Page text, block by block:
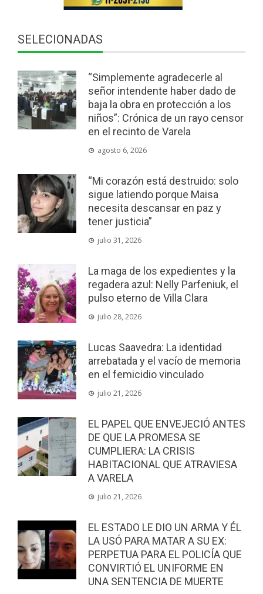
SELECIONADAS
“Simplemente agradecerle al
señor intendente haber dado de
baja la obra en protección a los
niños”: Crónica de un rayo censor
en el recinto de Varela
agosto 6, 2026
“Mi corazón está destruido: solo
sigue latiendo porque Maisa
necesita descansar en paz y
tener justicia”
julio 31, 2026
La maga de los expedientes y la
regadera azul: Nelly Parfeniuk, el
pulso eterno de Villa Clara
julio 28, 2026
Lucas Saavedra: La identidad
arrebatada y el vacío de memoria
en el femicidio vinculado
julio 21, 2026
EL PAPEL QUE ENVEJECIÓ ANTES
DE QUE LA PROMESA SE
CUMPLIERA: LA CRISIS
HABITACIONAL QUE ATRAVIESA
A VARELA
julio 21, 2026
EL ESTADO LE DIO UN ARMA Y ÉL
LA USÓ PARA MATAR A SU EX:
PERPETUA PARA EL POLICÍA QUE
CONVIRTIÓ EL UNIFORME EN
UNA SENTENCIA DE MUERTE